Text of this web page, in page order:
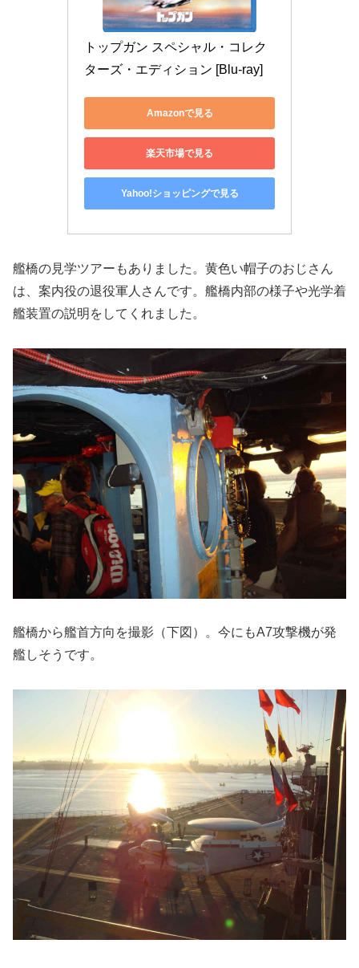
トップガン スペシャル・コレク
ターズ・エディション [Blu-ray]
Amazonで見る
楽天市場で見る
Yahoo!ショッピングで見る
艦橋の見学ツアーもありました。黄色い帽子のおじさん
は、案内役の退役軍人さんです。艦橋内部の様子や光学着
艦装置の説明をしてくれました。
艦橋から艦首方向を撮影（下図）。今にもA7攻撃機が発
艦しそうです。